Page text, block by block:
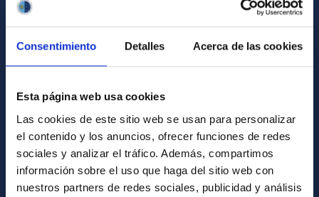
Consentimiento Detalles Acerca de las cookies
Esta página web usa cookies
Las cookies de este sitio web se usan para personalizar
el contenido y los anuncios, ofrecer funciones de redes
sociales y analizar el tráfico. Además, compartimos
información sobre el uso que haga del sitio web con
nuestros partners de redes sociales, publicidad y análisis
Contacto
Directorio de personal
Biblioteca
Registro general
INFORMACIÓN INSTITUCIONAL